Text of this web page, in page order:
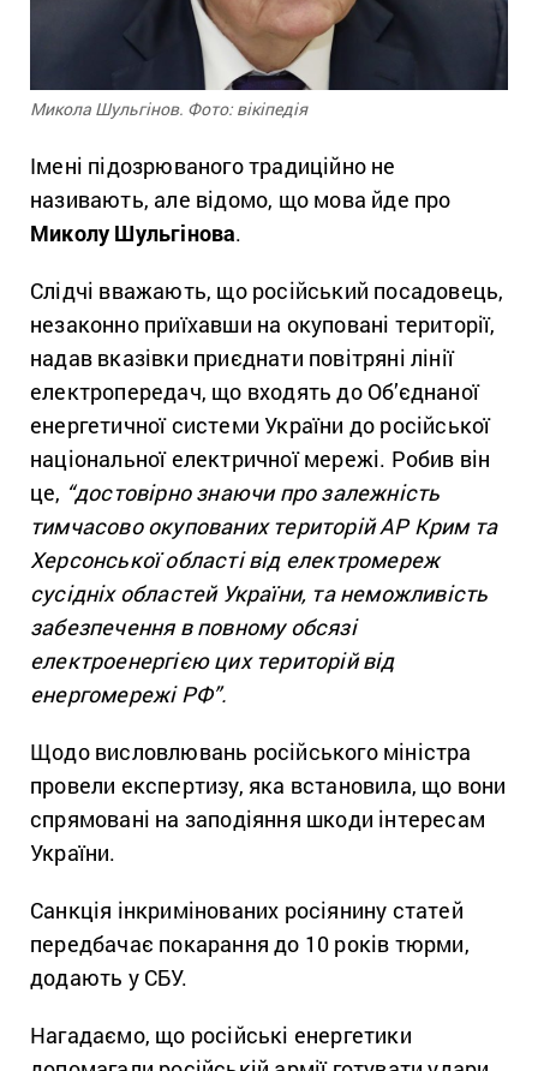
Микола Шульгінов. Фото: вікіпедія
Імені підозрюваного традиційно не
називають, але відомо, що мова йде про
Миколу Шульгінова.
Слідчі вважають, що російський посадовець,
незаконно приїхавши на окуповані території,
надав вказівки приєднати повітряні лінії
електропередач, що входять до Об’єднаної
енергетичної системи України до російської
національної електричної мережі. Робив він
це, “достовірно знаючи про залежність
тимчасово окупованих територій АР Крим та
Херсонської області від електромереж
сусідніх областей України, та неможливість
забезпечення в повному обсязі
електроенергією цих територій від
енергомережі РФ”.
Щодо висловлювань російського міністра
провели експертизу, яка встановила, що вони
спрямовані на заподіяння шкоди інтересам
України.
Санкція інкримінованих росіянину статей
передбачає покарання до 10 років тюрми,
додають у СБУ.
Нагадаємо, що російські енергетики